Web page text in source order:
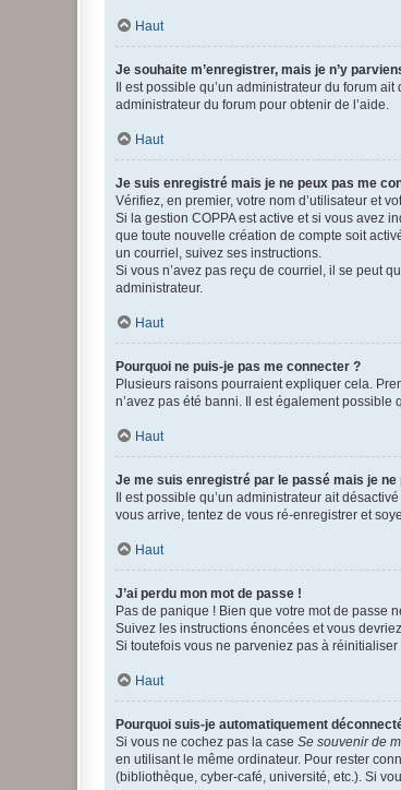
Haut
Je souhaite m’enregistrer, mais je n’y
Il est possible qu’un administrateur du forum
administrateur du forum pour obtenir de l’aide.
Haut
Je suis enregistré mais je ne peux pas me
Vérifiez, en premier, votre nom d’utilisateur et
Si la gestion COPPA est active et si vous avez
que toute nouvelle création de compte soit
un courriel, suivez ses instructions.
Si vous n’avez pas reçu de courriel, il se peut
administrateur.
Haut
Pourquoi ne puis-je pas me connecter ?
Plusieurs raisons pourraient expliquer cela.
n’avez pas été banni. Il est également
Haut
Je me suis enregistré par le passé mais je
Il est possible qu’un administrateur ait
vous arrive, tentez de vous ré-enregistrer et
Haut
J’ai perdu mon mot de passe !
Pas de panique ! Bien que votre mot de passe
Suivez les instructions énoncées et vous
Si toutefois vous ne parveniez pas à
Haut
Pourquoi suis-je automatiquement
Si vous ne cochez pas la case Se souvenir de
en utilisant le même ordinateur. Pour rester
(bibliothèque, cyber-café, université, etc.). Si